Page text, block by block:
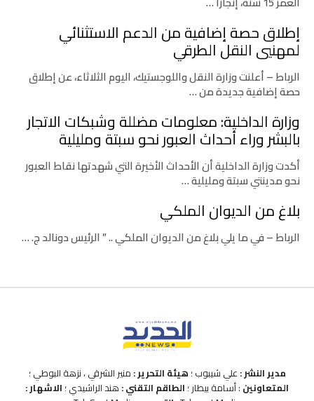
إطلاق حصة إضافية من الدعم الاستثنائي
لمهنيي النقل الطرقي
الرباط – أعلنت وزارة النقل واللوجستيك، اليوم الثلاثاء، عن إطلاق
حصة إضافية جديدة من …
وزارة الداخلية: معلومات مضللة وشبكات الاتجار
بالبشر وراء أحداث العبور نحو سبتة ومليلية
أكدت وزارة الداخلية أن الأحداث الأخيرة التي شهدتها نقاط العبور
نحو مدينتي سبتة ومليلية …
بلاغ من الديوان الملكي
الرباط – في ما يلي بلاغ من الديوان الملكي .. ” الرئيس دونالد ج. …
مدير النشر : علي شيبوب ؛ هيئة التحرير : منير الشرقي ، نزهة البوطي ؛
المتعاونين : أسامة بيطار ؛ الطاقم التقني : هند الراشيدي ؛ الاشهار :